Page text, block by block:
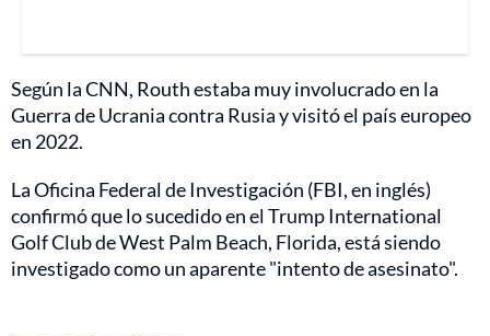
Según la CNN, Routh estaba muy involucrado en la
Guerra de Ucrania contra Rusia y visitó el país europeo
en 2022.
La Oficina Federal de Investigación (FBI, en inglés)
confirmó que lo sucedido en el Trump International
Golf Club de West Palm Beach, Florida, está siendo
investigado como un aparente "intento de asesinato".